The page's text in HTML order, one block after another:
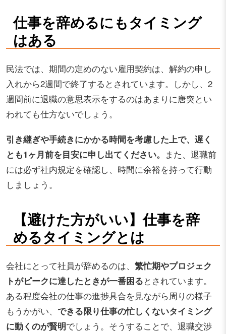
仕事を辞めるにもタイミング
はある
民法では、期間の定めのない雇用契約は、解約の申し
入れから2週間で終了するとされています。しかし、2
週間前に退職の意思表示をするのはあまりに唐突とい
われても仕方ないでしょう。
引き継ぎや手続きにかかる時間を考慮した上で、遅く
とも1ヶ月前を目安に申し出てください。 また、退職前
には必ず社内規定を確認し、時間に余裕を持って行動
しましょう。
【避けた方がいい】仕事を辞
めるタイミングとは
会社にとって社員が辞めるのは、 繁忙期やプロジェク
トがピークに達したときが一番困るとされています。
ある程度会社の仕事の進捗具合を見ながら周りの様子
もうかがい、 できる限り仕事の忙しくないタイミング
に動くのが賢明でしょう。そうすることで、退職交渉